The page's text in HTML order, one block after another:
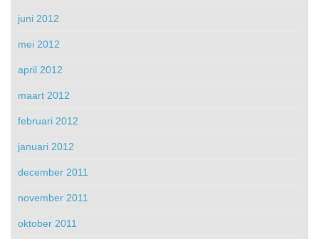
juni 2012
mei 2012
april 2012
maart 2012
februari 2012
januari 2012
december 2011
november 2011
oktober 2011